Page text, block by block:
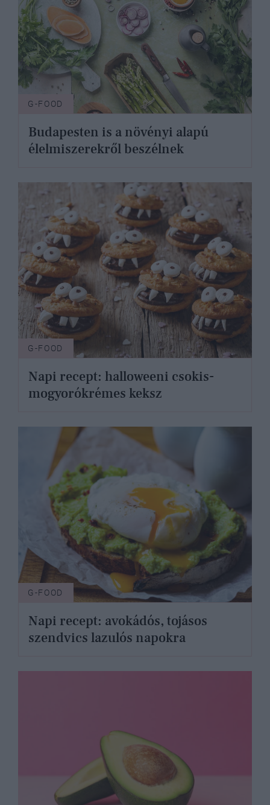
G-FOOD
Budapesten is a növényi alapú
élelmiszerekről beszélnek
G-FOOD
Napi recept: halloweeni csokis-
mogyorókrémes keksz
G-FOOD
Napi recept: avokádós, tojásos
szendvics lazulós napokra